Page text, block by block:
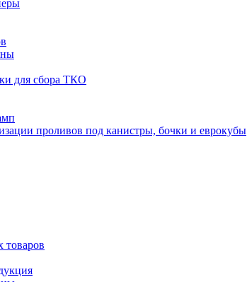
для сбора ТКО
проливов под канистры, бочки и еврокубы
товаров